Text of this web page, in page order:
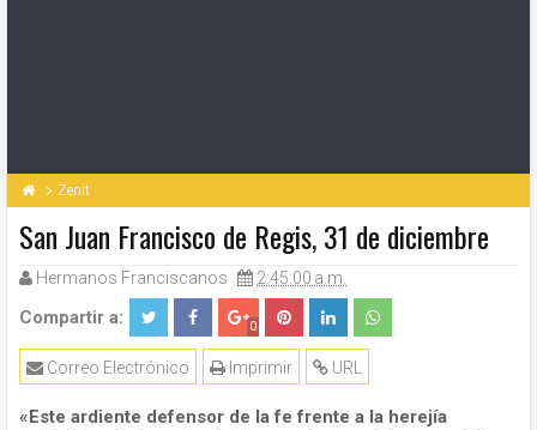
Zenit
San Juan Francisco de Regis, 31 de diciembre
Hermanos Franciscanos 2:45:00 a.m.
Compartir a: 0
URL
Imprimir
Correo Electrónico
«Este ardiente defensor de la fe frente a la herejía